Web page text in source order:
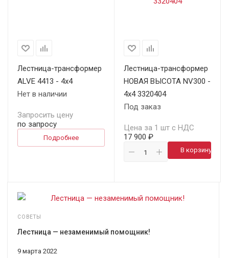
Лестница-трансформер
ALVE 4413 - 4х4
Нет в наличии
Запросить цену
по запросу
Подробнее
Лестница-трансформер
НОВАЯ ВЫСОТА NV300 -
4х4 3320404
Под заказ
Цена за 1 шт с НДС
17 900 ₽
В корзину
СОВЕТЫ
9 марта 2022
Лестница — незаменимый помощник!